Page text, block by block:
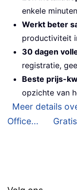
enkele
Werkt beter
productiviteit
30 dagen
registratie,
Beste prijs-
opzichte van
Meer details
Office...